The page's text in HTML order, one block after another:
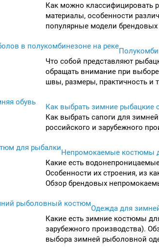
Как можно классифицировать
материалы, особенности
популярные модели брендовых
Что собой представляют
обращать внимание при
швы, размеры, практичность и
Как выбрать зимние рыбацкие
Как выбрать сапоги для
российского и зарубежного
Непромокаемые костюмы
Какие есть
Особенности их строения, из
Обзор брендовых
Одежда для
Какие есть зимние костюмы
зарубежного производства).
выбора зимней рыболовной